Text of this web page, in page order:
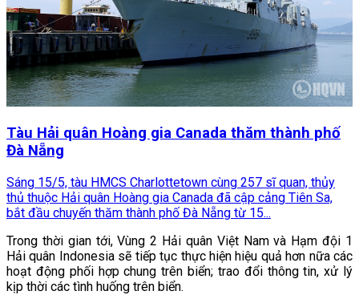
Tàu Hải quân Hoàng gia Canada thăm thành phố
Đà Nẵng
Sáng 15/5, tàu HMCS Charlottetown cùng 257 sĩ quan, thủy
thủ thuộc Hải quân Hoàng gia Canada đã cập cảng Tiên Sa,
bắt đầu chuyến thăm thành phố Đà Nẵng từ 15...
Trong thời gian tới, Vùng 2 Hải quân Việt Nam và Hạm đội 1
Hải quân Indonesia sẽ tiếp tục thực hiện hiệu quả hơn nữa các
hoạt động phối hợp chung trên biển; trao đổi thông tin, xử lý
kịp thời các tình huống trên biển.